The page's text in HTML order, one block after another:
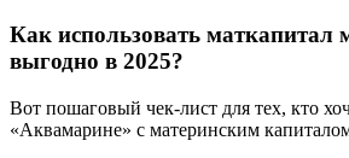
Как использовать маткапитал
выгодно в 2025?
Вот пошаговый чек-лист для тех, кто
«Аквамарине» с материнским